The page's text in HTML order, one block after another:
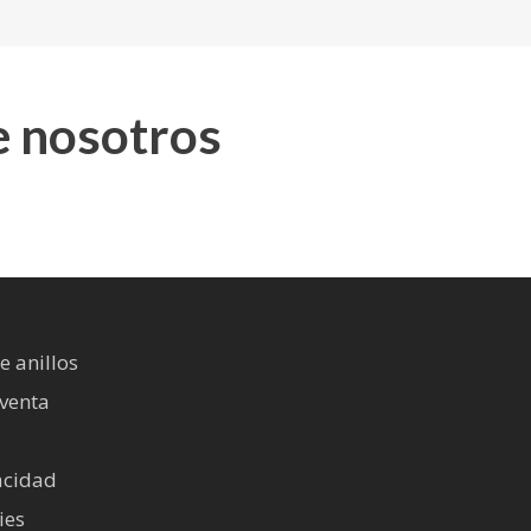
nosotros
anillos